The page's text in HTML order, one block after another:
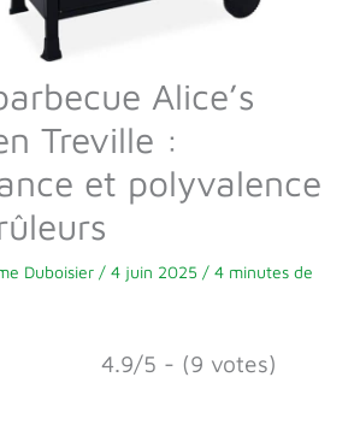
Alice’s
Treville :
et polyvalence
Duboisier / 4 juin 2025 / 4 minutes de
4.9/5 - (9 votes)